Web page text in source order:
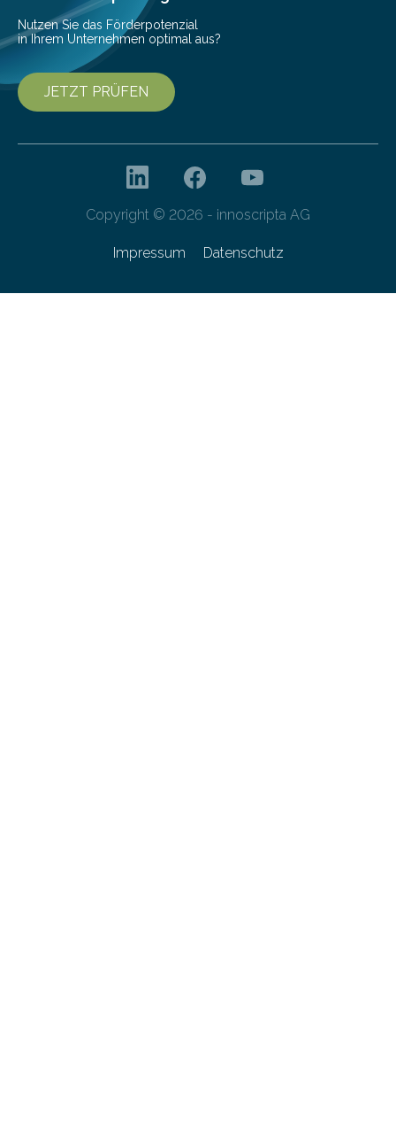
Nutzen Sie das Förderpotenzial
in Ihrem Unternehmen optimal aus?
JETZT PRÜFEN
Copyright © 2026 - innoscripta AG
Impressum Datenschutz